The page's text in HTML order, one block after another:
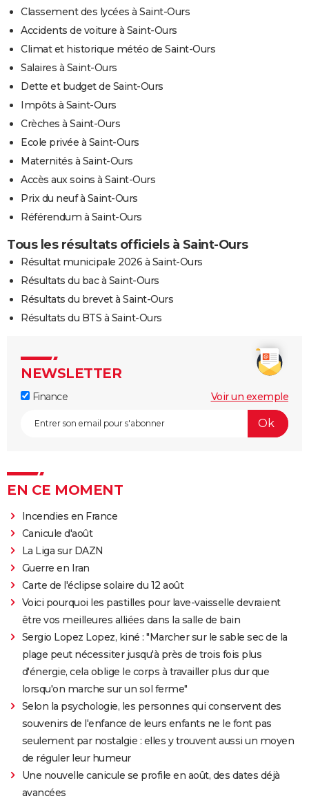
Classement des lycées à Saint-Ours
Accidents de voiture à Saint-Ours
Climat et historique météo de Saint-Ours
Salaires à Saint-Ours
Dette et budget de Saint-Ours
Impôts à Saint-Ours
Crèches à Saint-Ours
Ecole privée à Saint-Ours
Maternités à Saint-Ours
Accès aux soins à Saint-Ours
Prix du neuf à Saint-Ours
Référendum à Saint-Ours
Tous les résultats officiels à Saint-Ours
Résultat municipale 2026 à Saint-Ours
Résultats du bac à Saint-Ours
Résultats du brevet à Saint-Ours
Résultats du BTS à Saint-Ours
NEWSLETTER
Finance Voir un exemple
EN CE MOMENT
Incendies en France
Canicule d'août
La Liga sur DAZN
Guerre en Iran
Carte de l'éclipse solaire du 12 août
Voici pourquoi les pastilles pour lave-vaisselle devraient
être vos meilleures alliées dans la salle de bain
Sergio Lopez Lopez, kiné : "Marcher sur le sable sec de la
plage peut nécessiter jusqu'à près de trois fois plus
d'énergie, cela oblige le corps à travailler plus dur que
lorsqu'on marche sur un sol ferme"
Selon la psychologie, les personnes qui conservent des
souvenirs de l'enfance de leurs enfants ne le font pas
seulement par nostalgie : elles y trouvent aussi un moyen
de réguler leur humeur
Une nouvelle canicule se profile en août, des dates déjà
avancées